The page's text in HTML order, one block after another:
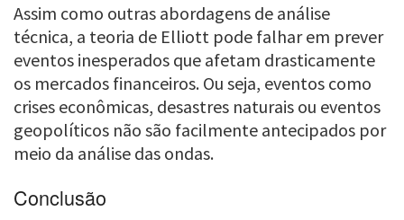
Assim como outras abordagens de análise
técnica, a teoria de Elliott pode falhar em prever
eventos inesperados que afetam drasticamente
os mercados financeiros. Ou seja, eventos como
crises econômicas, desastres naturais ou eventos
geopolíticos não são facilmente antecipados por
meio da análise das ondas.
Conclusão